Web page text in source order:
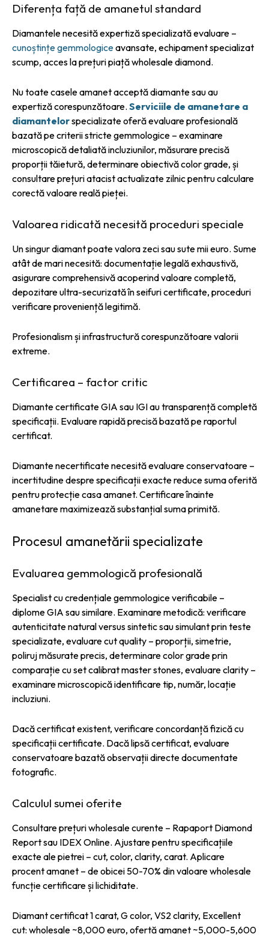
Diferența față de amanetul standard
Diamantele necesită expertiză specializată evaluare –
cunoștințe gemmologiceavansate, echipament specializat
scump, acces la prețuri piață wholesale diamond.
Nu toate casele amanet acceptă diamante sau au
expertiză corespunzătoare. Serviciile de amanetare a
diamantelorspecializate oferă evaluare profesională
bazată pe criterii stricte gemmologice – examinare
microscopică detaliată incluziunilor, măsurare precisă
proporții tăietură, determinare obiectivă color grade, și
consultare prețuri atacist actualizate zilnic pentru calculare
corectă valoare reală pieței.
Valoarea ridicată necesită proceduri speciale
Un singur diamant poate valora zeci sau sute mii euro. Sume
atât de mari necesită: documentație legală exhaustivă,
asigurare comprehensivă acoperind valoare completă,
depozitare ultra-securizată în seifuri certificate, proceduri
verificare proveniență legitimă.
Profesionalism și infrastructură corespunzătoare valorii
extreme.
Certificarea – factor critic
Diamante certificate GIA sau IGI au transparență completă
specificații. Evaluare rapidă precisă bazată pe raportul
certificat.
Diamante necertificate necesită evaluare conservatoare –
incertitudine despre specificații exacte reduce suma oferită
pentru protecție casa amanet. Certificare înainte
amanetare maximizează substanțial suma primită.
Procesul amanetării specializate
Evaluarea gemmologică profesională
Specialist cu credențiale gemmologice verificabile –
diplome GIA sau similare. Examinare metodică: verificare
autenticitate natural versus sintetic sau simulant prin teste
specializate, evaluare cut quality – proporții, simetrie,
poliruj măsurate precis, determinare color grade prin
comparație cu set calibrat master stones, evaluare clarity –
examinare microscopică identificare tip, număr, locație
incluziuni.
Dacă certificat existent, verificare concordanță fizică cu
specificații certificate. Dacă lipsă certificat, evaluare
conservatoare bazată observații directe documentate
fotografic.
Calculul sumei oferite
Consultare prețuri wholesale curente – Rapaport Diamond
Report sau IDEX Online. Ajustare pentru specificațiile
exacte ale pietrei – cut, color, clarity, carat. Aplicare
procent amanet – de obicei 50-70% din valoare wholesale
funcție certificare și lichiditate.
Diamant certificat 1 carat, G color, VS2 clarity, Excellent
cut: wholesale ~8,000 euro, ofertă amanet ~5,000-5,600